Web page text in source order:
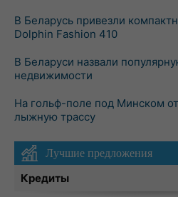
В Беларусь привезли
Dolphin Fashion 410
В Беларуси назвали
недвижимости
На гольф-поле под Минском
лыжную трассу
Лучшие предложения
Кредиты